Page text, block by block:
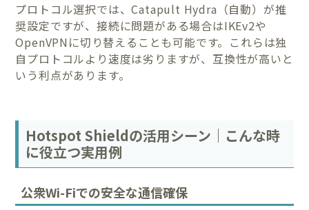
プロトコル選択では、Catapult Hydra（自動）が推
奨設定ですが、接続に問題がある場合はIKEv2や
OpenVPNに切り替えることも可能です。これらは独
自プロトコルより速度は劣りますが、互換性が高いと
いう利点があります。
Hotspot Shieldの活用シーン｜こんな時
に役立つ実用例
公衆Wi-Fiでの安全な通信確保